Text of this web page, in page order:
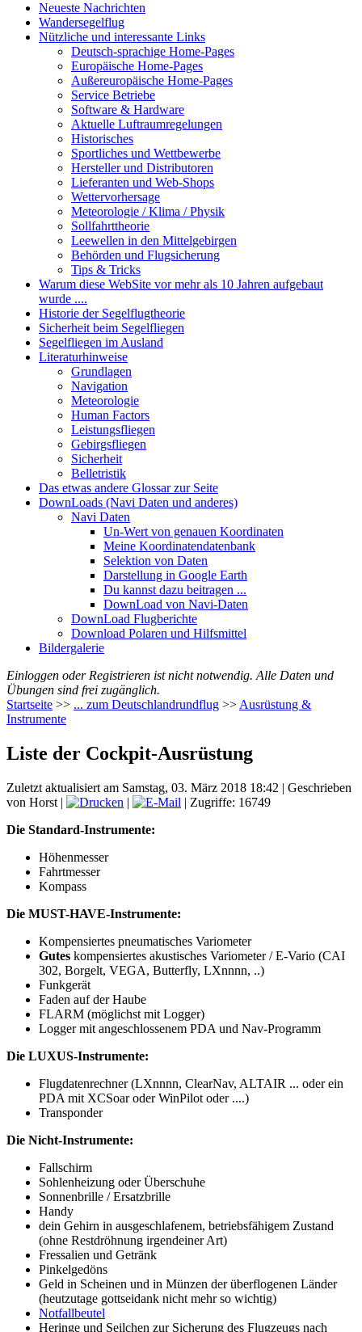
Neueste Nachrichten
Wandersegelflug
Nützliche und interessante Links
Deutsch-sprachige Home-Pages
Europäische Home-Pages
Außereuropäische Home-Pages
Service Betriebe
Software & Hardware
Aktuelle Luftraumregelungen
Historisches
Sportliches und Wettbewerbe
Hersteller und Distributoren
Lieferanten und Web-Shops
Wettervorhersage
Meteorologie / Klima / Physik
Sollfahrttheorie
Leewellen in den Mittelgebirgen
Behörden und Flugsicherung
Tips & Tricks
Warum diese WebSite vor mehr als 10 Jahren aufgebaut
wurde ....
Historie der Segelflugtheorie
Sicherheit beim Segelfliegen
Segelfliegen im Ausland
Literaturhinweise
Grundlagen
Navigation
Meteorologie
Human Factors
Leistungsfliegen
Gebirgsfliegen
Sicherheit
Belletristik
Das etwas andere Glossar zur Seite
DownLoads (Navi Daten und anderes)
Navi Daten
Un-Wert von genauen Koordinaten
Meine Koordinatendatenbank
Selektion von Daten
Darstellung in Google Earth
Du kannst dazu beitragen ...
DownLoad von Navi-Daten
DownLoad Flugberichte
Download Polaren und Hilfsmittel
Bildergalerie
Einloggen oder Registrieren ist nicht notwendig. Alle Daten und
Übungen sind frei zugänglich.
Startseite >> ... zum Deutschlandrundflug >> Ausrüstung &
Instrumente
Liste der Cockpit-Ausrüstung
Zuletzt aktualisiert am Samstag, 03. März 2018 18:42 | Geschrieben
von Horst | |
| Zugriffe: 16749
Die Standard-Instrumente:
Höhenmesser
Fahrtmesser
Kompass
Die MUST-HAVE-Instrumente:
Kompensiertes pneumatisches Variometer
Gutes kompensiertes akustisches Variometer / E-Vario (CAI
302, Borgelt, VEGA, Butterfly, LXnnnn, ..)
Funkgerät
Faden auf der Haube
FLARM (möglichst mit Logger)
Logger mit angeschlossenem PDA und Nav-Programm
Die LUXUS-Instrumente:
Flugdatenrechner (LXnnnn, ClearNav, ALTAIR ... oder ein
PDA mit XCSoar oder WinPilot oder ....)
Transponder
Die Nicht-Instrumente:
Fallschirm
Sohlenheizung oder Überschuhe
Sonnenbrille / Ersatzbrille
Handy
dein Gehirn in ausgeschlafenem, betriebsfähigem Zustand
(ohne Restdröhnung irgendeiner Art)
Fressalien und Getränk
Pinkelgedöns
Geld in Scheinen und in Münzen der überflogenen Länder
(heutzutage gottseidank nicht mehr so wichtig)
Notfallbeutel
Heringe und Seilchen zur Sicherung des Flugzeugs nach